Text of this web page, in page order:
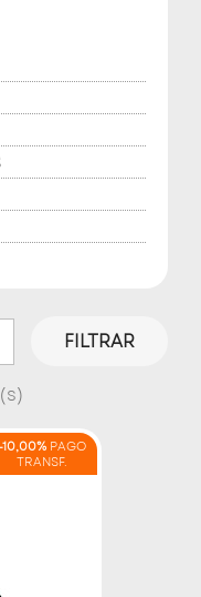
FILTRAR
PAGO
TRANSF.